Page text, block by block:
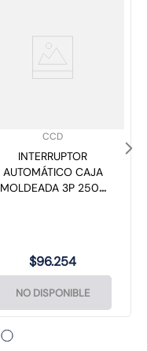
CCD
INTERRUPTOR
AUTOMÁTICO CAJA
MOLDEADA 3P 250A
$96.254
NO DISPONIBLE